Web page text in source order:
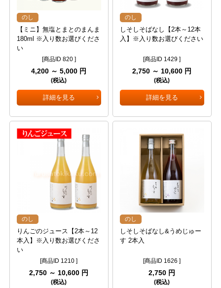
のし
【ミニ】無塩とまとのまんま
180ml ※入り数お選びくださ
い
[商品ID 820 ]
4,200 ～ 5,000 円
(税込)
詳細を見る
のし
しそしそばなし【2本～12本
入】※入り数お選びください
[商品ID 1429 ]
2,750 ～ 10,600 円
(税込)
詳細を見る
のし
りんごのジュース【2本～12
本入】※入り数お選びくださ
い
[商品ID 1210 ]
2,750 ～ 10,600 円
(税込)
のし
しそしそばなし&うめじゅー
す 2本入
[商品ID 1626 ]
2,750 円
(税込)